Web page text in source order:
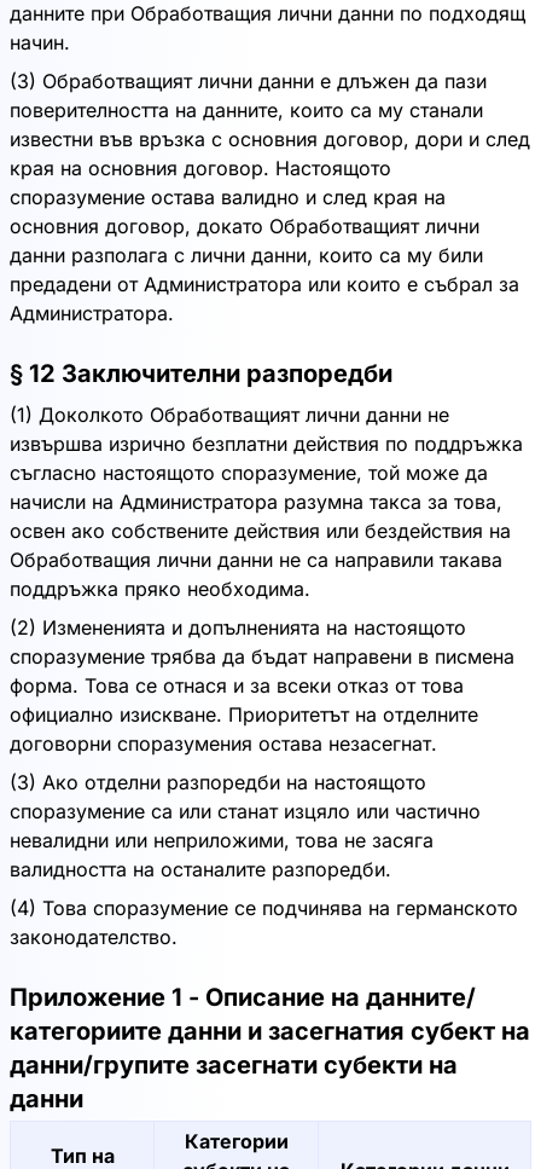
данните при Обработващия лични данни по подходящ
начин.
(3) Обработващият лични данни е длъжен да пази
поверителността на данните, които са му станали
известни във връзка с основния договор, дори и след
края на основния договор. Настоящото
споразумение остава валидно и след края на
основния договор, докато Обработващият лични
данни разполага с лични данни, които са му били
предадени от Администратора или които е събрал за
Администратора.
§ 12 Заключителни разпоредби
(1) Доколкото Обработващият лични данни не
извършва изрично безплатни действия по поддръжка
съгласно настоящото споразумение, той може да
начисли на Администратора разумна такса за това,
освен ако собствените действия или бездействия на
Обработващия лични данни не са направили такава
поддръжка пряко необходима.
(2) Измененията и допълненията на настоящото
споразумение трябва да бъдат направени в писмена
форма. Това се отнася и за всеки отказ от това
официално изискване. Приоритетът на отделните
договорни споразумения остава незасегнат.
(3) Ако отделни разпоредби на настоящото
споразумение са или станат изцяло или частично
невалидни или неприложими, това не засяга
валидността на останалите разпоредби.
(4) Това споразумение се подчинява на германското
законодателство.
Приложение 1 - Описание на данните/
категориите данни и засегнатия субект на
данни/групите засегнати субекти на
данни
Тип на
Категории